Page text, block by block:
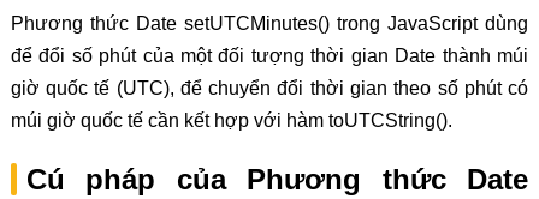
Phương thức Date setUTCMinutes() trong JavaScript dùng
để đổi số phút của một đối tượng thời gian Date thành múi
giờ quốc tế (UTC), để chuyển đổi thời gian theo số phút có
múi giờ quốc tế cần kết hợp với hàm toUTCString().
Cú pháp của Phương thức Date